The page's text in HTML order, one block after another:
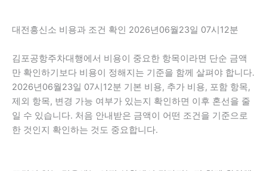
대전흥신소 비용과 조건 확인 2026년06월23일 07시12분
김포공항주차대행에서 비용이 중요한 항목이라면 단순 금액
만 확인하기보다 비용이 정해지는 기준을 함께 살펴야 합니다.
2026년06월23일 07시12분 기본 비용, 추가 비용, 포함 항목,
제외 항목, 변경 가능 여부가 있는지 확인하면 이후 혼선을 줄
일 수 있습니다. 처음 안내받은 금액이 어떤 조건을 기준으로
한 것인지 확인하는 것도 중요합니다.